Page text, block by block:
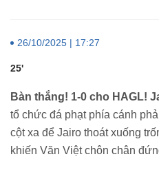
26/10/2025 | 17:27
25'
Bàn thắng! 1-0 cho HAGL!
tổ chức đá phạt phía cánh
cột xa để Jairo thoát xuống
khiến Văn Việt chôn chân